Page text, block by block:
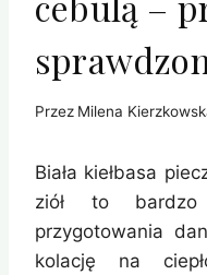
Przez Milena
Biała kiełbasa
ziół to
przygotowania
kolację na